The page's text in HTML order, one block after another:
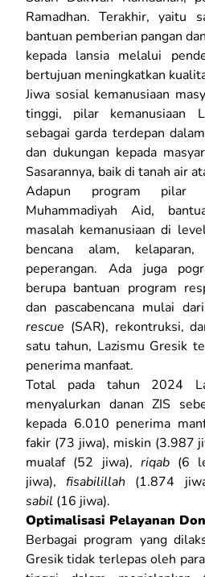
Ramadhan. Terakhir, yaitu
bantuan pemberian pangan
kepada lansia melalui
bertujuan meningkatkan
Jiwa sosial kemanusiaan
tinggi, pilar kemanusiaan
sebagai garda terdepan
dan dukungan kepada
Sasarannya, baik di tanah air
Adapun program pilar
Muhammadiyah Aid,
masalah kemanusiaan di
bencana alam,
peperangan. Ada juga
berupa bantuan program
dan pascabencana mulai
rescue (SAR), rekontruksi,
satu tahun, Lazismu Gresik
penerima manfaat.
Total pada tahun 2024
menyalurkan danan ZIS
kepada 6.010 penerima
fakir (73 jiwa), miskin (3.987
mualaf (52 jiwa), riqab(6
jiwa),fisabilillah (1.874
sabil (16 jiwa).
Optimalisasi Pelayanan
Berbagai program yang
Gresik tidak terlepas oleh